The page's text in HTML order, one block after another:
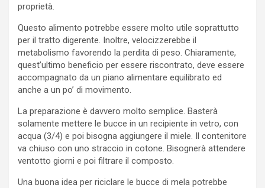
proprietà.
Questo alimento potrebbe essere molto utile soprattutto
per il tratto digerente. Inoltre, velocizzerebbe il
metabolismo favorendo la perdita di peso. Chiaramente,
quest’ultimo beneficio per essere riscontrato, deve essere
accompagnato da un piano alimentare equilibrato ed
anche a un po’ di movimento.
La preparazione è davvero molto semplice. Basterà
solamente mettere le bucce in un recipiente in vetro, con
acqua (3/4) e poi bisogna aggiungere il miele. Il contenitore
va chiuso con uno straccio in cotone. Bisognerà attendere
ventotto giorni e poi filtrare il composto.
Una buona idea per riciclare le bucce di mela potrebbe